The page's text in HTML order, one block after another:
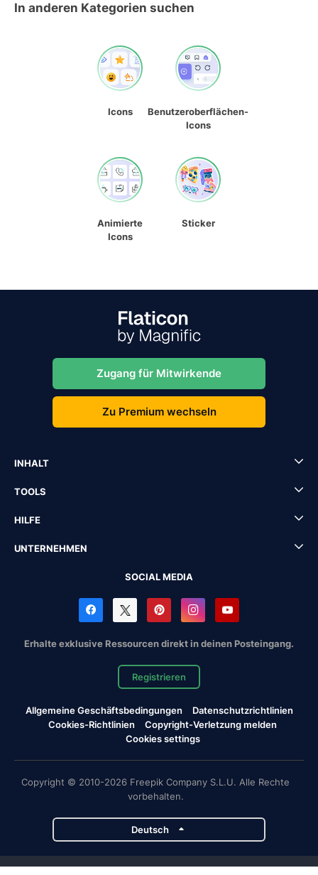
In anderen Kategorien suchen
Icons
Benutzeroberflächen-
Icons
Animierte
Icons
Sticker
Zugang für Mitwirkende
Zu Premium wechseln
INHALT
TOOLS
HILFE
UNTERNEHMEN
SOCIAL MEDIA
Erhalte exklusive Ressourcen direkt in deinen Posteingang.
Registrieren
Allgemeine Geschäftsbedingungen
Datenschutzrichtlinien
Cookies-Richtlinien
Copyright-Verletzung melden
Cookies settings
Copyright © 2010-2026 Freepik Company S.L.U. Alle Rechte
vorbehalten.
Deutsch